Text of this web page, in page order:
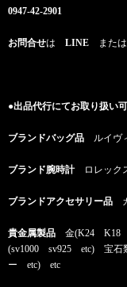
0947-42-2901
お問合せは LINE また
●出品代行にてお取り扱い
ブランドバッグ品 ルイヴ
ブランド腕時計ロレック
ブランドアクセサリー品
貴金属製品 金(K24 K18
(sv1000 sv925 etc) 宝石
ー etc) etc